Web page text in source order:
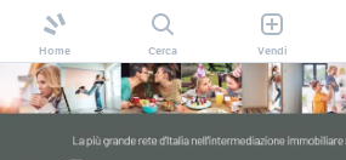
Home Cerca Vendi